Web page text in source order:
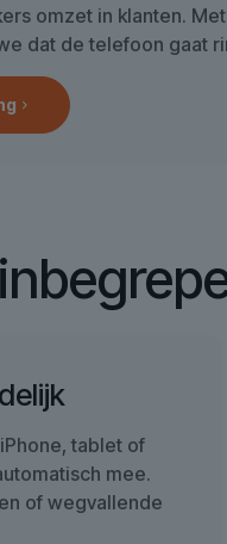
omzet in klanten.
dat de telefoon gaat
tablet of
mee.
of wegvallende